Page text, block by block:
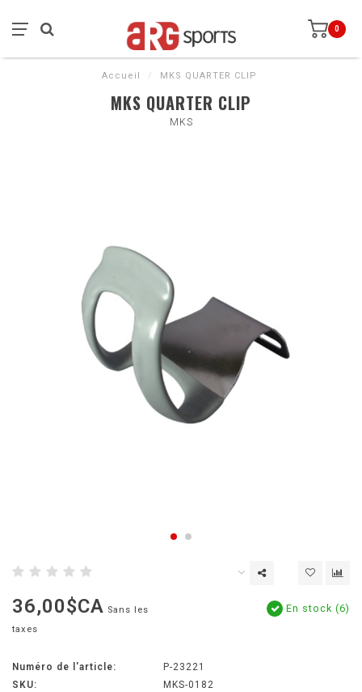
0
Accueil / MKS QUARTER CLIP
MKS QUARTER CLIP
MKS
36,00$CA Sans les
taxes
En stock (6)
Numéro de l'article:
P-23221
SKU:
MKS-0182